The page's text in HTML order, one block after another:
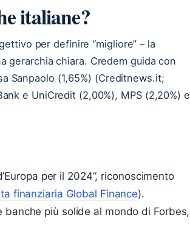
italiane?
per definire “migliore” – la
gerarchia chiara. Credem guida con
Sanpaolo (1,65%) (Creditnews.it;
e UniCredit (2,00%), MPS (2,20%) e
per il 2024”, riconoscimento
finanziaria Global Finance).
più solide al mondo di Forbes,